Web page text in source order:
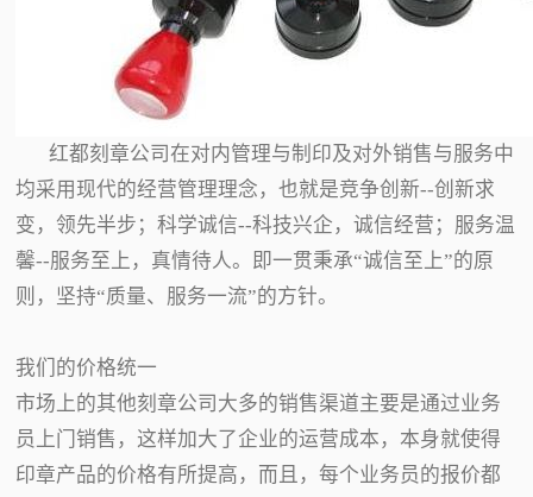
红都刻章公司在对内管理与制印及对外销售与服务中
均采用现代的经营管理理念，也就是竞争创新--创新求
变，领先半步；科学诚信--科技兴企，诚信经营；服务温
馨--服务至上，真情待人。即一贯秉承“诚信至上”的原
则，坚持“质量、服务一流”的方针。
我们的价格统一
市场上的其他刻章公司大多的销售渠道主要是通过业务
员上门销售，这样加大了企业的运营成本，本身就使得
印章产品的价格有所提高，而且，每个业务员的报价都